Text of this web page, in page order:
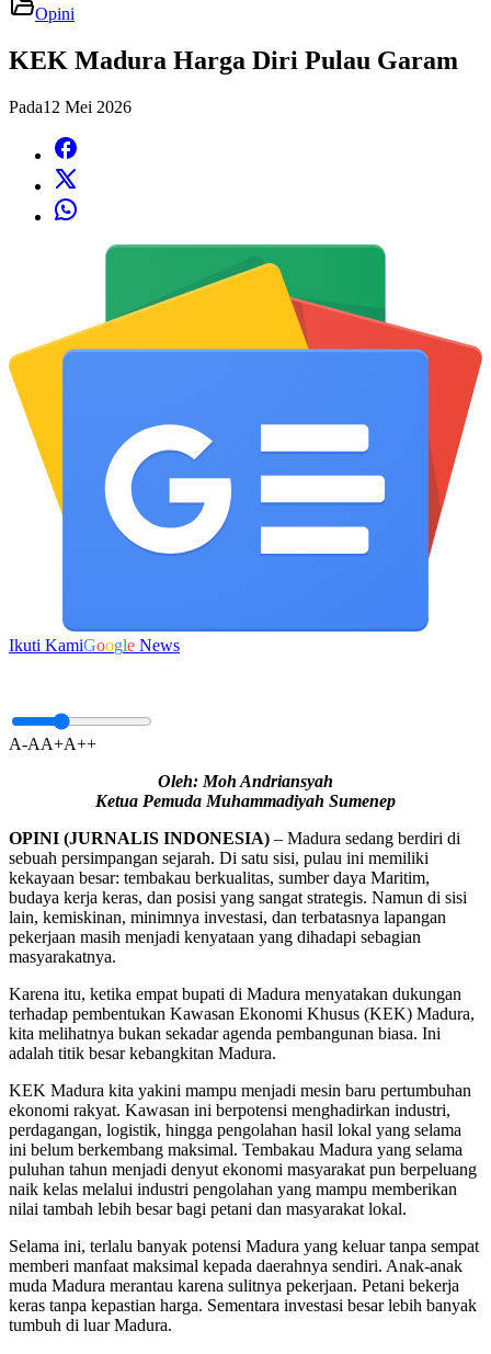
Opini
KEK Madura Harga Diri Pulau Garam
Pada12 Mei 2026
Ikuti KamiGoogle News
A-AA+A++
Oleh: Moh Andriansyah
Ketua Pemuda Muhammadiyah Sumenep
OPINI (JURNALIS INDONESIA) – Madura sedang berdiri di
sebuah persimpangan sejarah. Di satu sisi, pulau ini memiliki
kekayaan besar: tembakau berkualitas, sumber daya Maritim,
budaya kerja keras, dan posisi yang sangat strategis. Namun di sisi
lain, kemiskinan, minimnya investasi, dan terbatasnya lapangan
pekerjaan masih menjadi kenyataan yang dihadapi sebagian
masyarakatnya.
Karena itu, ketika empat bupati di Madura menyatakan dukungan
terhadap pembentukan Kawasan Ekonomi Khusus (KEK) Madura,
kita melihatnya bukan sekadar agenda pembangunan biasa. Ini
adalah titik besar kebangkitan Madura.
KEK Madura kita yakini mampu menjadi mesin baru pertumbuhan
ekonomi rakyat. Kawasan ini berpotensi menghadirkan industri,
perdagangan, logistik, hingga pengolahan hasil lokal yang selama
ini belum berkembang maksimal. Tembakau Madura yang selama
puluhan tahun menjadi denyut ekonomi masyarakat pun berpeluang
naik kelas melalui industri pengolahan yang mampu memberikan
nilai tambah lebih besar bagi petani dan masyarakat lokal.
Selama ini, terlalu banyak potensi Madura yang keluar tanpa sempat
memberi manfaat maksimal kepada daerahnya sendiri. Anak-anak
muda Madura merantau karena sulitnya pekerjaan. Petani bekerja
keras tanpa kepastian harga. Sementara investasi besar lebih banyak
tumbuh di luar Madura.